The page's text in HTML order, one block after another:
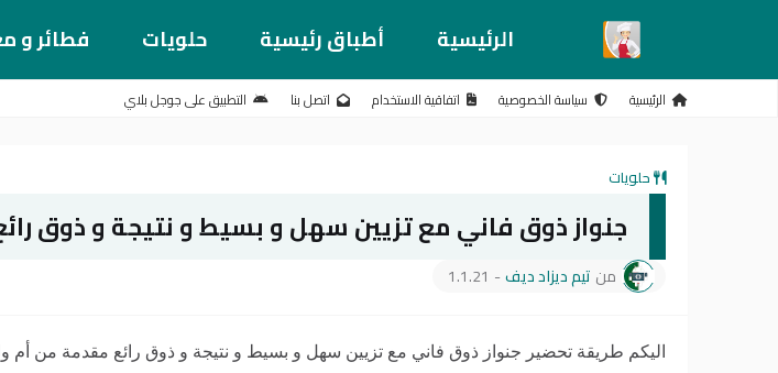
الرئيسية أطباق رئيسية حلويات فطائر و
الرئيسية سياسة الخصوصية اتفاقية الاستخدام اتصل بنا التطبيق على جوجل بلاي
حلويات
جنواز ذوق فاني مع تزيين سهل و بسيط و نتيجة و ذوق
من تيم ديزاد ديف-
1.1.21
اليكم طريقة تحضير جنواز ذوق فاني مع تزيين سهل و بسيط و نتيجة و ذوق رائع مقدمة من أم